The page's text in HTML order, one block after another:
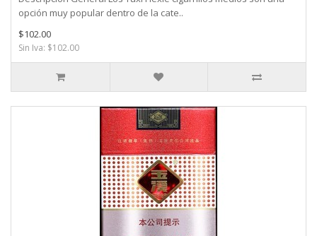
opción muy popular dentro de la cate..
$102.00
Sin Iva: $102.00